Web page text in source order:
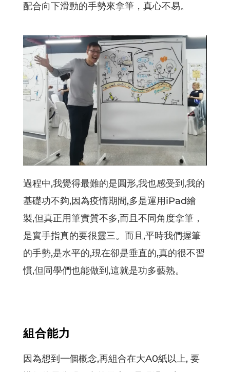
配合向下滑動的手勢來拿筆，真心不易。
過程中,我覺得最難的是圓形,我也感受到,我的
基礎功不夠,因為疫情期間,多是運用iPad繪
製,但真正用筆實質不多,而且不同角度拿筆，
是實手指真的要很靈三。而且,平時我們握筆
的手勢,是水平的,現在卻是垂直的,真的很不習
慣,但同學們也能做到,這就是功多藝熟。
組合能力
因為想到一個概念,再組合在大A0紙以上, 要